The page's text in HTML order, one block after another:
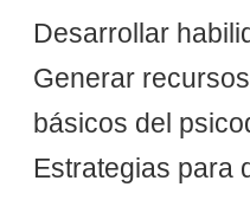
Desarrollar
Generar
básicos del
Estrategias para